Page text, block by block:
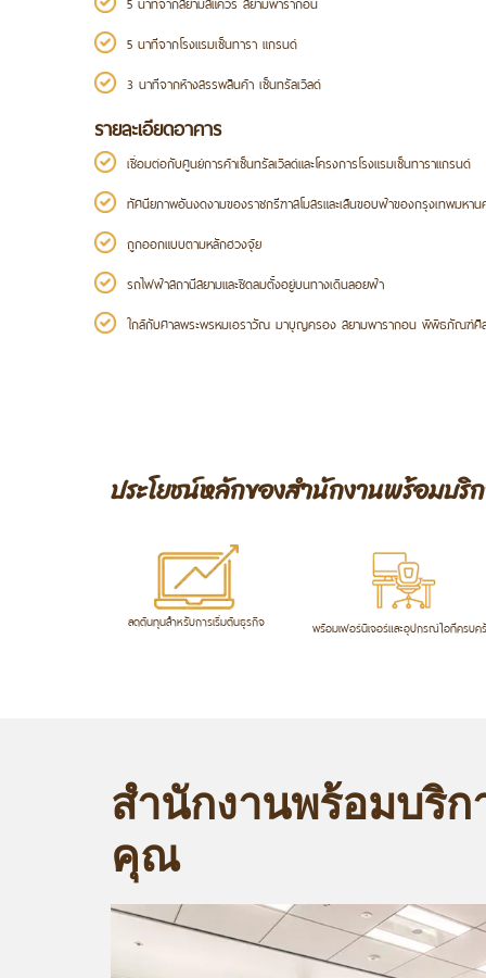
5 นาทีจากโรงแรมเซ็นทารา แกรนด์
3 นาทีจากห้างสรรพสินค้า เซ็นทรัลเวิลด์
รายละเอียดอาคาร
เชื่อมต่อกับศูนย์การค้าเซ็นทรัลเวิลด์และโครงการโรงแรมเซ็นทาราแกรนด์
ทัศนียภาพอันงดงามของราชกรีฑาสโมสรและเส้นขอบฟ้าของกรุงเทพมหาน
ถูกออกแบบตามหลักฮวงจุ้ย
รถไฟฟ้าสถานีสยามและชิดลมตั้งอยู่บนทางเดินลอยฟ้า
ใกล้กับศาลพระพรหมเอราวัณ มาบุญครอง สยามพารากอน พิพิธภัณฑ์ศิล
ประโยชน์หลักของสำนักงานพร้อมบริ
ลดต้นทุนสำหรับการเริ่มต้นธุรกิจ พร้อมเฟอร์นิเจอร์และอุปกรณ์ไอทีครบค
สำนักงานพร้อมบริ
คุณ